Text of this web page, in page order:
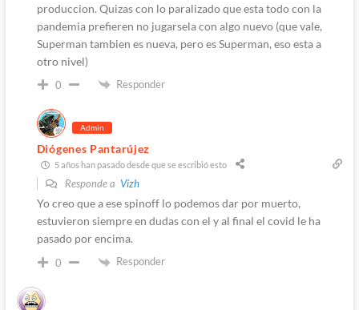
produccion. Quizas con lo paralizado que esta todo con la
pandemia prefieren no jugarsela con algo nuevo (que vale,
Superman tambien es nueva, pero es Superman, eso esta a
otro nivel)
0 Responder
Admin
Diógenes Pantarújez
5 años han pasado desde que se escribió esto
Responde a Vizh
Yo creo que a ese spinoff lo podemos dar por muerto,
estuvieron siempre en dudas con el y al final el covid le ha
pasado por encima.
0 Responder